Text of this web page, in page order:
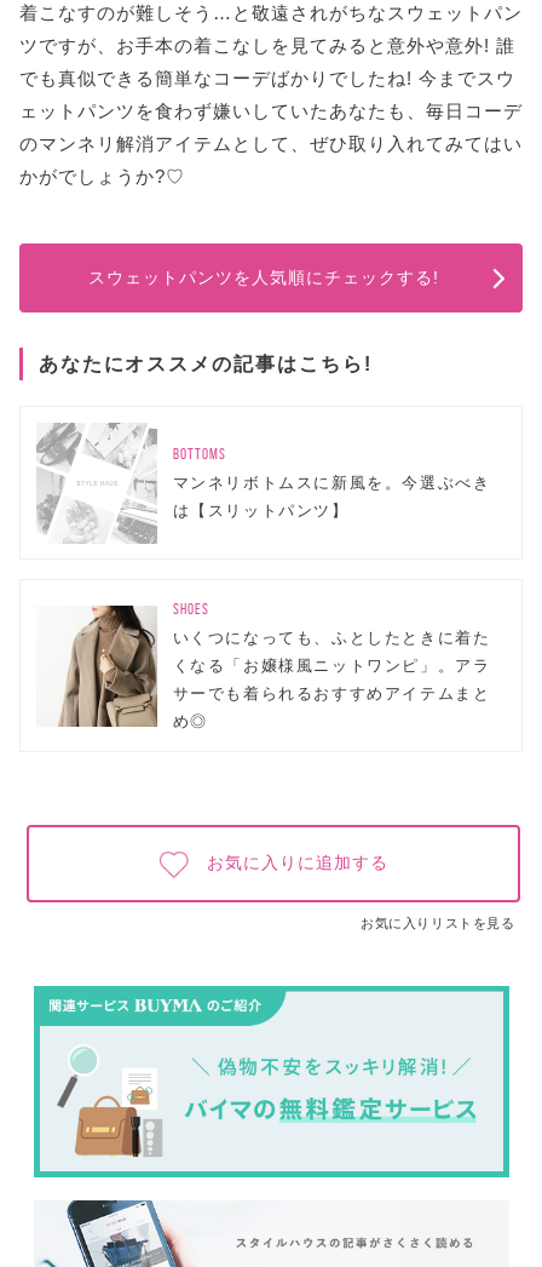
着こなすのが難しそう…と敬遠されがちなスウェットパン
ツですが、お手本の着こなしを見てみると意外や意外! 誰
でも真似できる簡単なコーデばかりでしたね! 今までスウ
ェットパンツを食わず嫌いしていたあなたも、毎日コーデ
のマンネリ解消アイテムとして、ぜひ取り入れてみてはい
かがでしょうか?♡
スウェットパンツを人気順にチェックする!
あなたにオススメの記事はこちら!
BOTTOMS
マンネリボトムスに新風を。今選ぶべき
は【スリットパンツ】
SHOES
いくつになっても、ふとしたときに着た
くなる「お嬢様風ニットワンピ」。アラ
サーでも着られるおすすめアイテムまと
め◎
お気に入りに追加する
お気に入りリストを見る